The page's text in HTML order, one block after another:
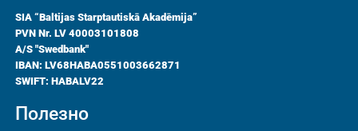
SIA “Baltijas Starptautiskā Akadēmija”
PVN Nr. LV 40003101808
A/S "Swedbank"
IBAN: LV68HABA0551003662871
SWIFT: HABALV22
Полезно